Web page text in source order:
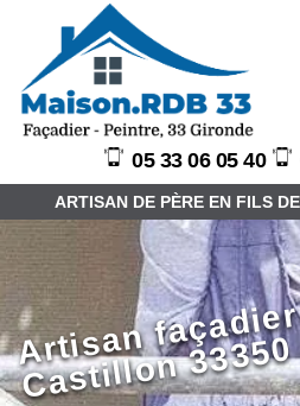
05 33 06 05 40
ARTISAN DE PÈRE EN FILS
n
0